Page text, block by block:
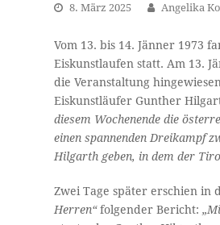
8. März 2025 Angelika
Vom 13. bis 14. Jänner 1973
Eiskunstlaufen statt. Am 13.
die Veranstaltung
Eiskunstläufer Gunther
diesem Wochenende die
einen spannenden Dreikampf
Hilgarth geben, in dem der
Zwei Tage später erschien
Herren“folgender Bericht: